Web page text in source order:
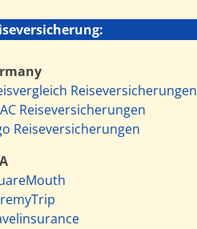
Reiseversicherungen
Reiseversicherungen
Reiseversicherungen